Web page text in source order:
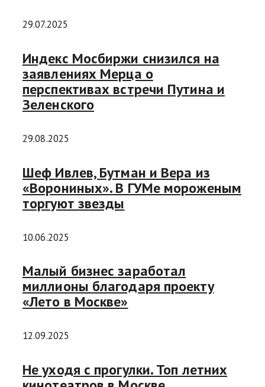
29.07.2025
Индекс Мосбиржи снизился на
заявлениях Мерца о
перспективах встречи Путина и
Зеленского
29.08.2025
Шеф Ивлев, Бутман и Вера из
«Ворониных». В ГУМе мороженым
торгуют звезды
10.06.2025
Малый бизнес заработал
миллионы благодаря проекту
«Лето в Москве»
12.09.2025
Не уходя с прогулки. Топ летних